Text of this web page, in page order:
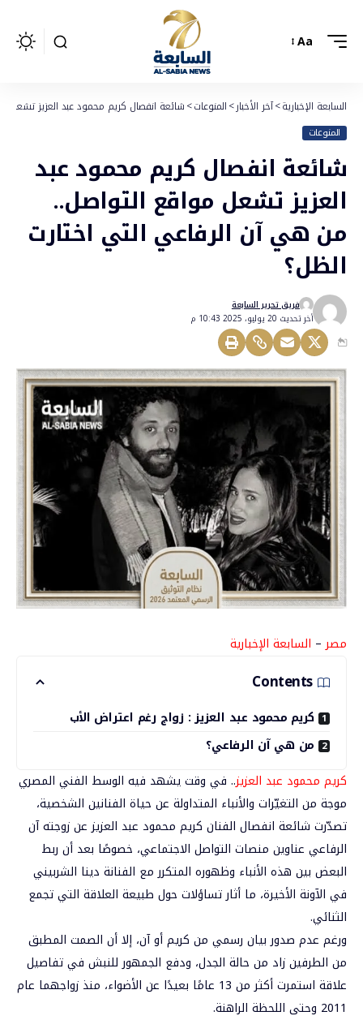
Aa
السابعة الإخبارية>آخر الأخبار>المنوعات>شائعة انفصال كريم محمود عبد العزيز تشعل
المنوعات
شائعة انفصال كريم محمود عبد
العزيز تشعل مواقع التواصل..
من هي آن الرفاعي التي اختارت
الظل؟
أخر تحديث 20 يوليو، 2025 10:43 م
فريق تحرير السابعة
مصر– السابعة الإخبارية
Contents
كريم محمود عبد العزيز : زواج رغم اعتراض الأب
من هي آن الرفاعي؟
كريم محمود عبد العزيز.. في وقت يشهد فيه الوسط الفني المصري
موجة من التغيّرات والأنباء المتداولة عن حياة الفنانين الشخصية،
تصدّرت شائعة انفصال الفنان كريم محمود عبد العزيزعن زوجته آن
الرفاعي عناوين منصات التواصل الاجتماعي، خصوصًا بعد أن ربط
البعض بين هذه الأنباء وظهوره المتكرر مع الفنانة دينا الشربيني
في الآونة الأخيرة، ما أثار تساؤلات حول طبيعة العلاقة التي تجمع
الثنائي.
ورغم عدم صدور بيان رسمي من كريم أو آن، إلا أن الصمت المطبق
من الطرفين زاد من حالة الجدل، ودفع الجمهور للنبش في تفاصيل
علاقة استمرت أكثر من 13 عامًا بعيدًا عن الأضواء، منذ زواجهما عام
2011 وحتى اللحظة الراهنة.